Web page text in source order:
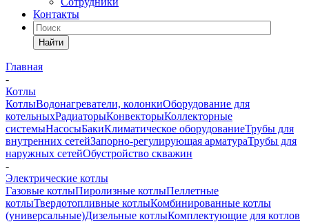
Контакты
Найти
Главная
-
Котлы
КотлыВодонагреватели, колонкиОборудование для
котельныхРадиаторыКонвекторыКоллекторные
системыНасосыБакиКлиматическое оборудованиеТрубы для
внутренних сетейЗапорно-регулирующая арматураТрубы для
наружных сетейОбустройство скважин
-
Электрические котлы
Газовые котлыПиролизные котлыПеллетные
котлыТвердотопливные котлыКомбинированные котлы
(универсальные)Дизельные котлыКомплектующие для котлов